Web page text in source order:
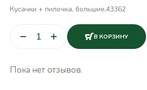
Кусачки + пилочка, большие,43362
В КОРЗИНУ
Пока нет отзывов.